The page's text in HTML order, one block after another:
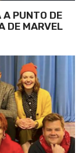
PUNTO DE
DE MARVEL